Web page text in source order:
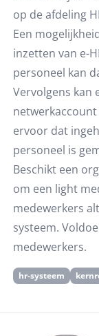
op de afdeling
Een
inzetten van e-
personeel kan
Vervolgens kan
ervoor dat
personeel is
Beschikt een
om een light
medewerkers
systeem.
medewerkers.
hr-systeem